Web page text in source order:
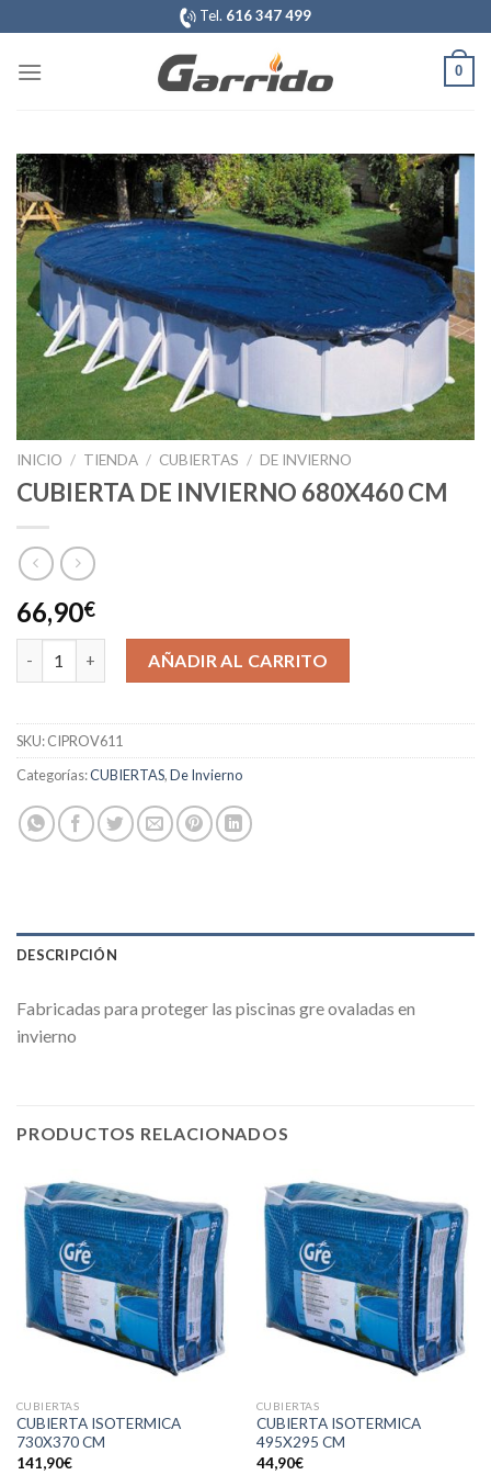
al
contenido
Tel. 616 347 499
0
INICIO / TIENDA / CUBIERTAS / DE INVIERNO
CUBIERTA DE INVIERNO 680X460 CM
66,90€
CUBIERTA DE INVIERNO 680X460 CM cantidad
AÑADIR AL CARRITO
SKU:CIPROV611
Categorías:CUBIERTAS,De Invierno
DESCRIPCIÓN
Fabricadas para proteger las piscinas gre ovaladas en
invierno
PRODUCTOS RELACIONADOS
CUBIERTAS
CUBIERTA ISOTERMICA
730X370 CM
141,90€
CUBIERTAS
CUBIERTA ISOTERMICA
495X295 CM
44,90€